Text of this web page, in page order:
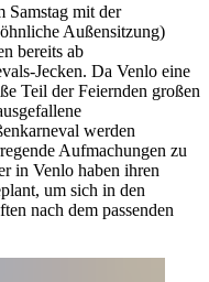
mit der
Außensitzung)
bereits ab
Jecken. Da Venlo eine
Teil der Feiernden großen
werden
Aufmachungen zu
in Venlo haben ihren
um sich in den
nach dem passenden